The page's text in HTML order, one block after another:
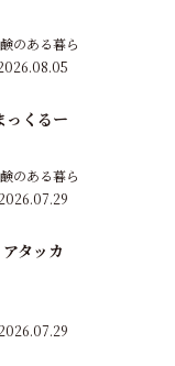
のある暮ら
くるー
のある暮ら
2026.07.29
タッカ
2026.07.29